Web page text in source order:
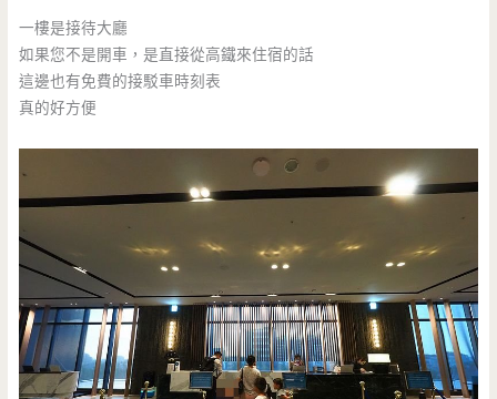
一樓是接待大廳
如果您不是開車，是直接從高鐵來住宿的話
這邊也有免費的接駁車時刻表
真的好方便